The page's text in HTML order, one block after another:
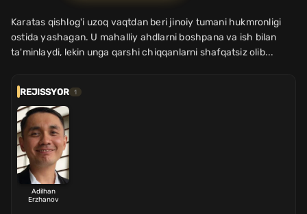
Karatas qishlog'i uzoq vaqtdan beri jinoiy tumani hukmronligi
ostida yashagan. U mahalliy ahdlarni boshpana va ish bilan
ta'minlaydi, lekin unga qarshi chiqqanlarni shafqatsiz olib...
REJISSYOR 1
Adilhan
Erzhanov